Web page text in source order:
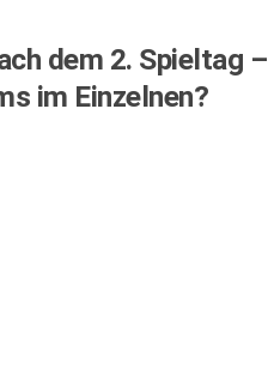
dem 2. Spieltag –
im Einzelnen?